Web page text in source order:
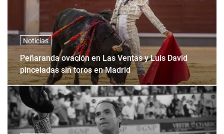
Noticias
Peñaranda ovación en Las Ventas y Luis David
pinceladas sin toros en Madrid